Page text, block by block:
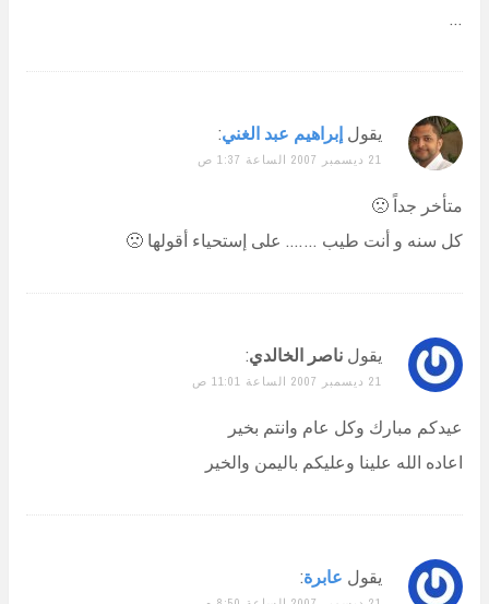
…
يقول إبراهيم عبد الغني:
21 ديسمبر 2007 الساعة 1:37 ص
متأخر جداً 🙁
كل سنه و أنت طيب ……. على إستحياء أقولها 🙁
يقول ناصر الخالدي:
21 ديسمبر 2007 الساعة 11:01 ص
عيدكم مبارك وكل عام وانتم بخير
اعاده الله علينا وعليكم باليمن والخير
يقول عابرة: